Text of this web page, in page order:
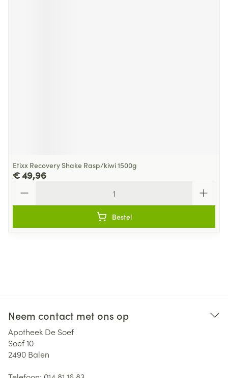
Etixx Recovery Shake Rasp/kiwi 1500g
€ 49,96
Bestel
Neem contact met ons op
Apotheek De Soef
Soef 10
2490 Balen